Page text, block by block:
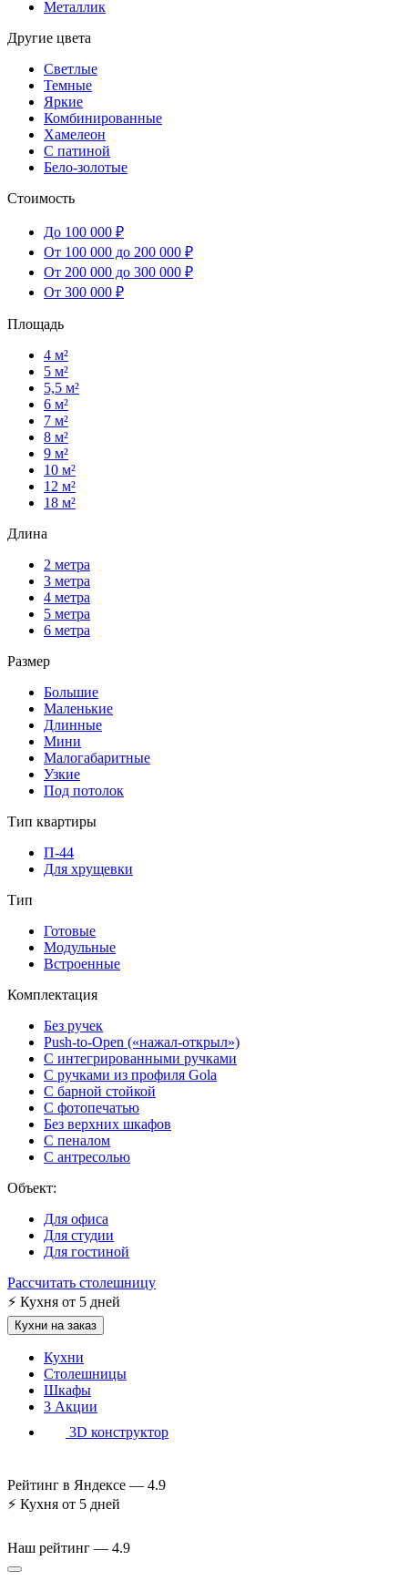
Металлик
Другие цвета
Светлые
Темные
Яркие
Комбинированные
Хамелеон
С патиной
Бело-золотые
Стоимость
До 100 000 ₽
От 100 000 до 200 000 ₽
От 200 000 до 300 000 ₽
От 300 000 ₽
Площадь
4 м²
5 м²
5,5 м²
6 м²
7 м²
8 м²
9 м²
10 м²
12 м²
18 м²
Длина
2 метра
3 метра
4 метра
5 метра
6 метра
Размер
Большие
Маленькие
Длинные
Мини
Малогабаритные
Узкие
Под потолок
Тип квартиры
П-44
Для хрущевки
Тип
Готовые
Модульные
Встроенные
Комплектация
Без ручек
Push-to-Open («нажал-открыл»)
С интегрированными ручками
С ручками из профиля Gola
С барной стойкой
С фотопечатью
Без верхних шкафов
С пеналом
С антресолью
Объект:
Для офиса
Для студии
Для гостиной
Рассчитать столешницу
⚡ Кухня от 5 дней
Кухни на заказ
Кухни
Столешницы
Шкафы
3 Акции
3D конструктор
Рейтинг в Яндексе — 4.9
⚡ Кухня от 5 дней
Наш рейтинг — 4.9